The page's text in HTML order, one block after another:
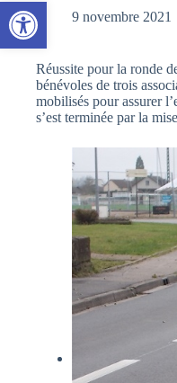
Ouvrir la barre d’outils 9 novembre 2021
Réussite pour la ronde
bénévoles de trois
mobilisés pour assurer
s’est terminée par la